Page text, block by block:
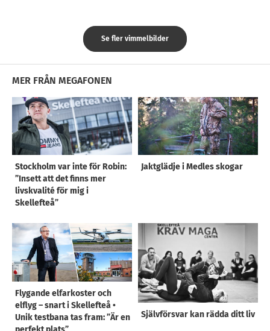
Se fler vimmelbilder
MER FRÅN MEGAFONEN
Stockholm var inte för Robin:
”Insett att det finns mer
livskvalité för mig i
Skellefteå”
Jaktglädje i Medles skogar
Flygande elfarkoster och
elflyg – snart i Skellefteå •
Unik testbana tas fram: ”Är en
Självförsvar kan rädda ditt liv